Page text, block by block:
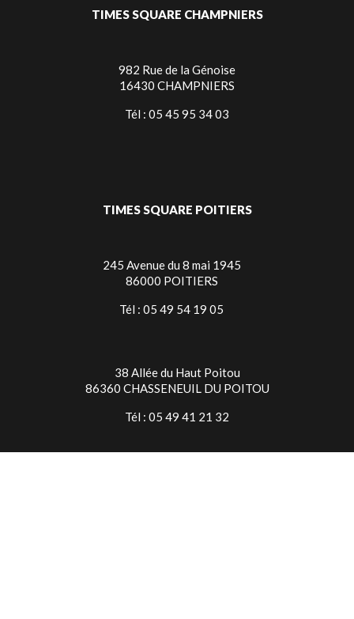
TIMES SQUARE CHAMPNIERS
982 Rue de la Génoise
16430 CHAMPNIERS
Tél : 05 45 95 34 03
TIMES SQUARE POITIERS
245 Avenue du 8 mai 1945
86000 POITIERS
Tél : 05 49 54 19 05
38 Allée du Haut Poitou
86360 CHASSENEUIL DU POITOU
Tél : 05 49 41 21 32